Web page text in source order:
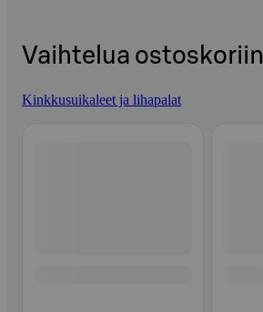
Vaihtelua ostoskoriin
Kinkkusuikaleet ja lihapalat